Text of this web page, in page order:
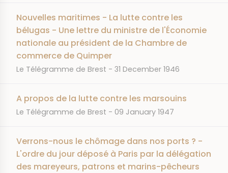
Nouvelles maritimes - La lutte contre les
bélugas - Une lettre du ministre de l'Économie
nationale au président de la Chambre de
commerce de Quimper
JOURNAL
Le Télégramme de Brest DATE
31 December 1946
A propos de la lutte contre les marsouins
JOURNAL
Le Télégramme de Brest DATE
09 January 1947
Verrons-nous le chômage dans nos ports ? -
L'ordre du jour déposé à Paris par la délégation
des mareyeurs, patrons et marins-pêcheurs